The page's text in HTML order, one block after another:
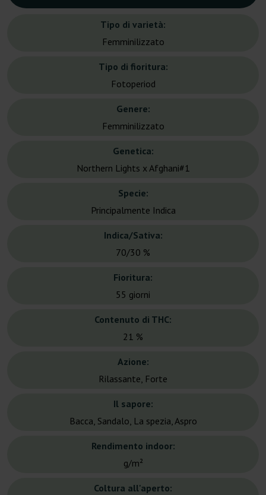
Tipo di varietà:
Femminilizzato
Tipo di fioritura:
Fotoperiod
Genere:
Femminilizzato
Genetica:
Northern Lights x Afghani#1
Specie:
Principalmente Indica
Indica/Sativa:
70/30 %
Fioritura:
55 giorni
Contenuto di THC:
21 %
Azione:
Rilassante, Forte
Il sapore:
Bacca, Sandalo, La spezia, Aspro
Rendimento indoor:
g/m²
Coltura all'aperto: